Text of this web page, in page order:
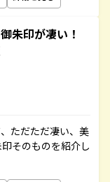
朱印が凄い！
ただただ凄い、美
そのものを紹介し